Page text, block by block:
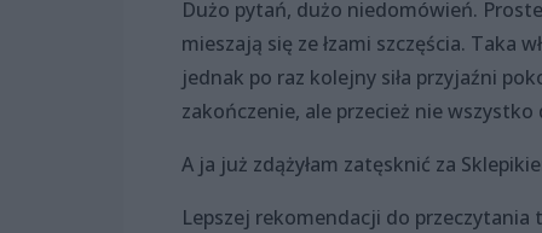
Dużo pytań, dużo niedomówień.
mieszają się ze łzami szczęścia. Taka
jednak po raz kolejny siła przyjaźni
zakończenie, ale przecież nie wszystko
A ja już zdążyłam zatęsknić za
Lepszej rekomendacji do przeczytania